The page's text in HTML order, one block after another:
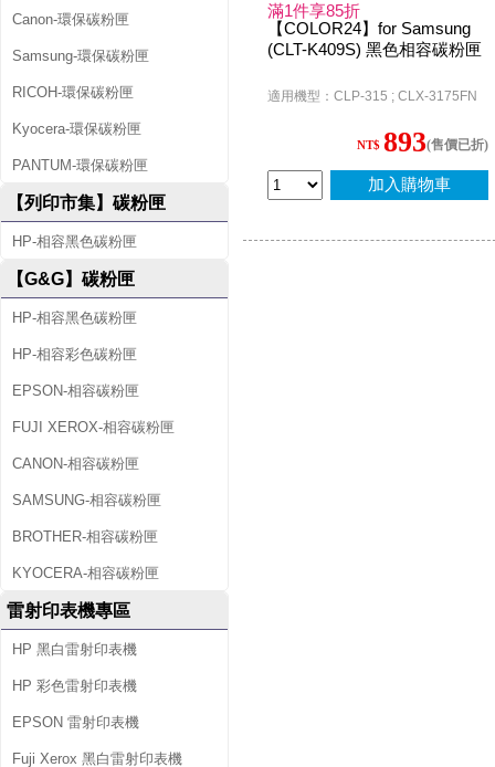
Canon-環保碳粉匣
Samsung-環保碳粉匣
RICOH-環保碳粉匣
Kyocera-環保碳粉匣
PANTUM-環保碳粉匣
【列印市集】碳粉匣
HP-相容黑色碳粉匣
【G&G】碳粉匣
HP-相容黑色碳粉匣
HP-相容彩色碳粉匣
EPSON-相容碳粉匣
FUJI XEROX-相容碳粉匣
CANON-相容碳粉匣
SAMSUNG-相容碳粉匣
BROTHER-相容碳粉匣
KYOCERA-相容碳粉匣
雷射印表機專區
HP 黑白雷射印表機
HP 彩色雷射印表機
EPSON 雷射印表機
Fuji Xerox 黑白雷射印表機
滿1件享85折
【COLOR24】for Samsung
(CLT-K409S) 黑色相容碳粉匣
適用機型：CLP-315 ; CLX-3175FN
NT$ 893(售價已折)
加入購物車